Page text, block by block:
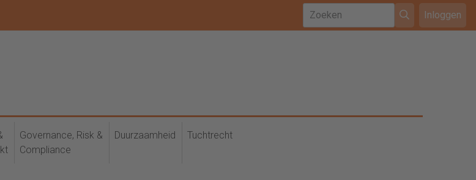
Inloggen
Governance, Risk &
Compliance
Duurzaamheid Tuchtrecht